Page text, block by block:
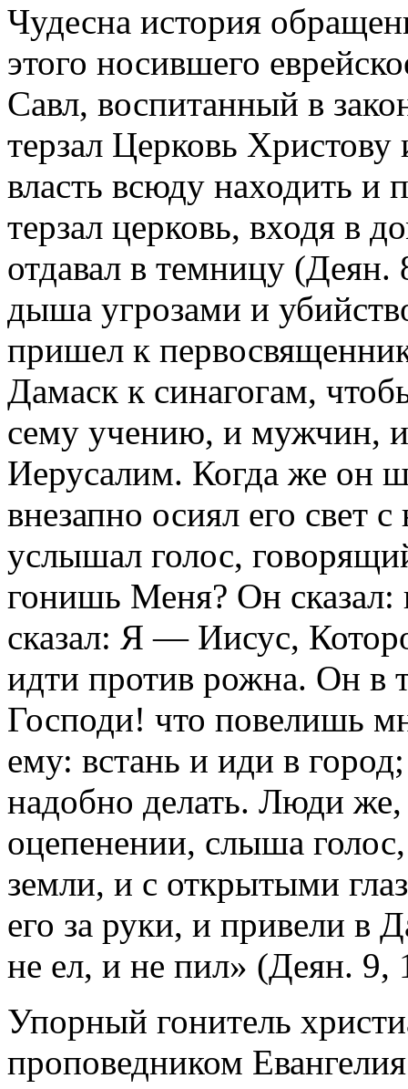
Чудесна история
этого носившего
Савл, воспитанный в
терзал Церковь
власть всюду находить и
терзал церковь, входя в
отдавал в темницу
дыша угрозами и
пришел к
Дамаск к синагогам,
сему учению, и мужчин,
Иерусалим. Когда же он
внезапно осиял его свет
услышал голос,
гонишь Меня? Он сказал:
сказал: Я — Иисус,
идти против рожна. Он в
Господи! что повелишь
ему: встань и иди в
надобно делать. Люди
оцепенении, слыша
земли, и с открытыми
его за руки, и привели в
не ел, и не пил» (Деян. 9,
Упорный гонитель
проповедником